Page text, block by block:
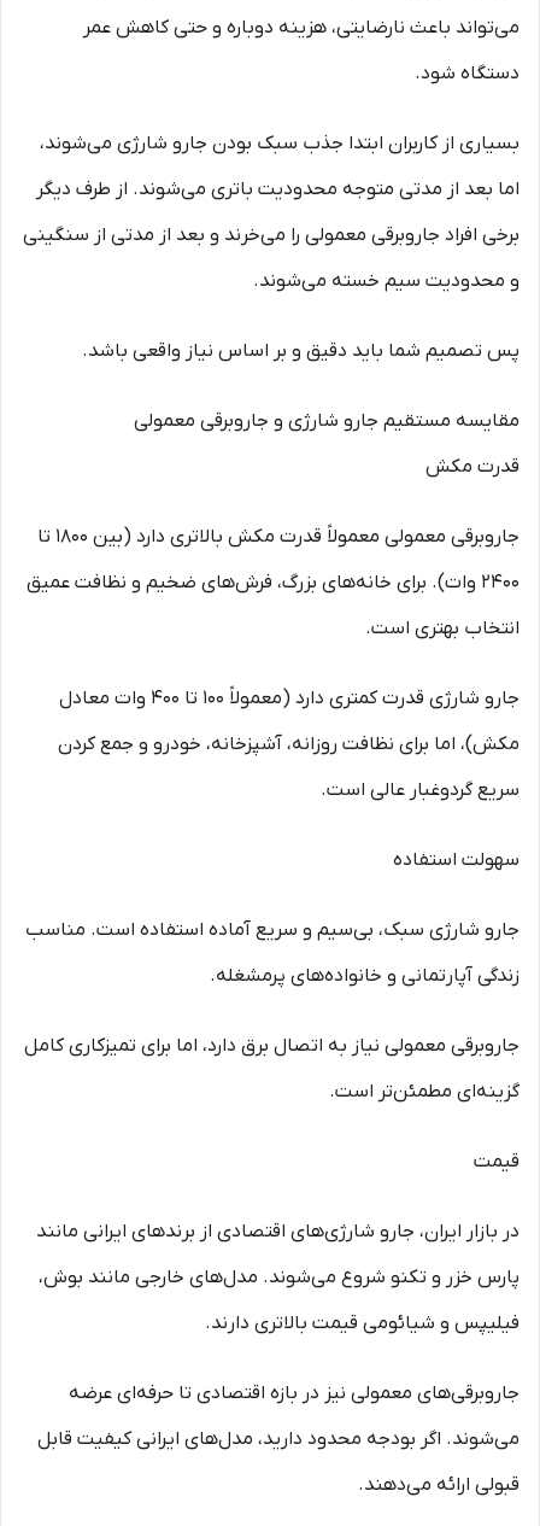
می‌تواند باعث نارضایتی، هزینه دوباره و حتی کاهش عمر
دستگاه شود.
بسیاری از کاربران ابتدا جذب سبک بودن جارو شارژی می‌شوند،
اما بعد از مدتی متوجه محدودیت باتری می‌شوند. از طرف دیگر
برخی افراد جاروبرقی معمولی را می‌خرند و بعد از مدتی از سنگینی
و محدودیت سیم خسته می‌شوند.
پس تصمیم شما باید دقیق و بر اساس نیاز واقعی باشد.
مقایسه مستقیم جارو شارژی و جاروبرقی معمولی
قدرت مکش
جاروبرقی معمولی معمولاً قدرت مکش بالاتری دارد (بین 1800 تا
2400 وات). برای خانه‌های بزرگ، فرش‌های ضخیم و نظافت عمیق
انتخاب بهتری است.
جارو شارژی قدرت کمتری دارد (معمولاً 100 تا 400 وات معادل
مکش)، اما برای نظافت روزانه، آشپزخانه، خودرو و جمع کردن
سریع گردوغبار عالی است.
سهولت استفاده
جارو شارژی سبک، بی‌سیم و سریع آماده استفاده است. مناسب
زندگی آپارتمانی و خانواده‌های پرمشغله.
جاروبرقی معمولی نیاز به اتصال برق دارد، اما برای تمیزکاری کامل
گزینه‌ای مطمئن‌تر است.
قیمت
در بازار ایران، جارو شارژی‌های اقتصادی از برندهای ایرانی مانند
پارس خزر و تکنو شروع می‌شوند. مدل‌های خارجی مانند بوش،
فیلیپس و شیائومی قیمت بالاتری دارند.
جاروبرقی‌های معمولی نیز در بازه اقتصادی تا حرفه‌ای عرضه
می‌شوند. اگر بودجه محدود دارید، مدل‌های ایرانی کیفیت قابل
قبولی ارائه می‌دهند.